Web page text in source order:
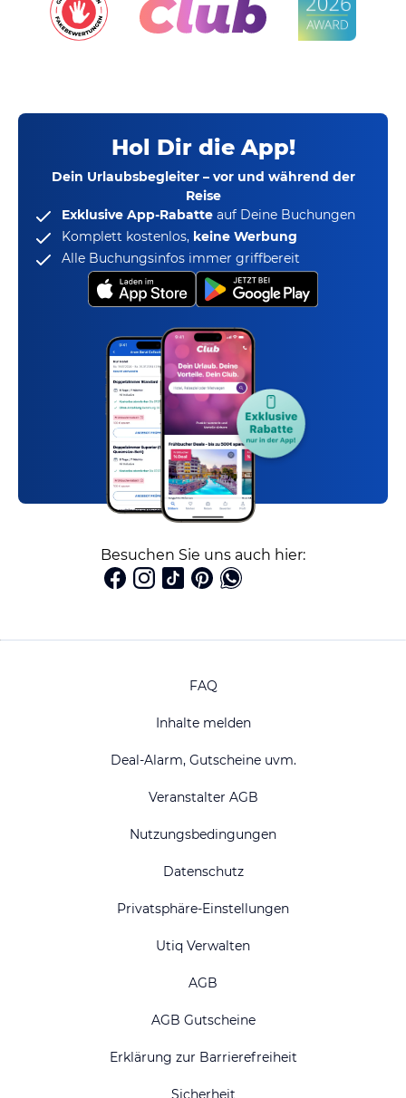
Hol Dir die App!
Dein Urlaubsbegleiter – vor und während der
Reise
Exklusive App-Rabatte auf Deine Buchungen
Komplett kostenlos, keine Werbung
Alle Buchungsinfos immer griffbereit
Besuchen Sie uns auch hier:
FAQ
Inhalte melden
Deal-Alarm, Gutscheine uvm.
Veranstalter AGB
Nutzungsbedingungen
Datenschutz
Privatsphäre-Einstellungen
Utiq Verwalten
AGB
AGB Gutscheine
Erklärung zur Barrierefreiheit
Sicherheit